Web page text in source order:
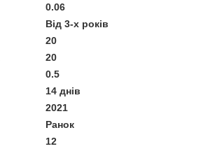
0.06
Від 3-х років
20
20
0.5
14 днів
2021
Ранок
12